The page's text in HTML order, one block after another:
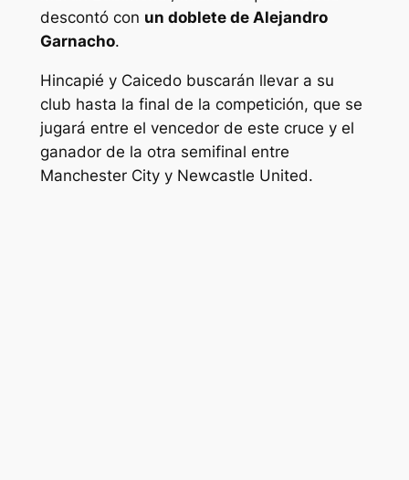
descontó con un doblete de Alejandro
Garnacho.
Hincapié y Caicedo buscarán llevar a su
club hasta la final de la competición, que se
jugará entre el vencedor de este cruce y el
ganador de la otra semifinal entre
Manchester City y Newcastle United.